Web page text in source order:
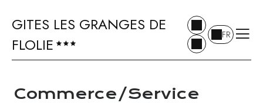
GITES LES GRANGES DE
FLOLIE
FR
Commerce/Service